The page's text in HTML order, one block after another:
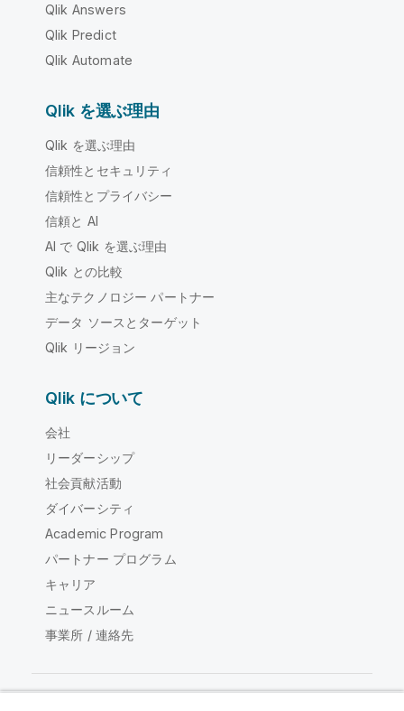
Qlik Answers
Qlik Predict
Qlik Automate
Qlik を選ぶ理由
Qlik を選ぶ理由
信頼性とセキュリティ
信頼性とプライバシー
信頼と AI
AI で Qlik を選ぶ理由
Qlik との比較
主なテクノロジー パートナー
データ ソースとターゲット
Qlik リージョン
Qlik について
会社
リーダーシップ
社会貢献活動
ダイバーシティ
Academic Program
パートナー プログラム
キャリア
ニュースルーム
事業所 / 連絡先